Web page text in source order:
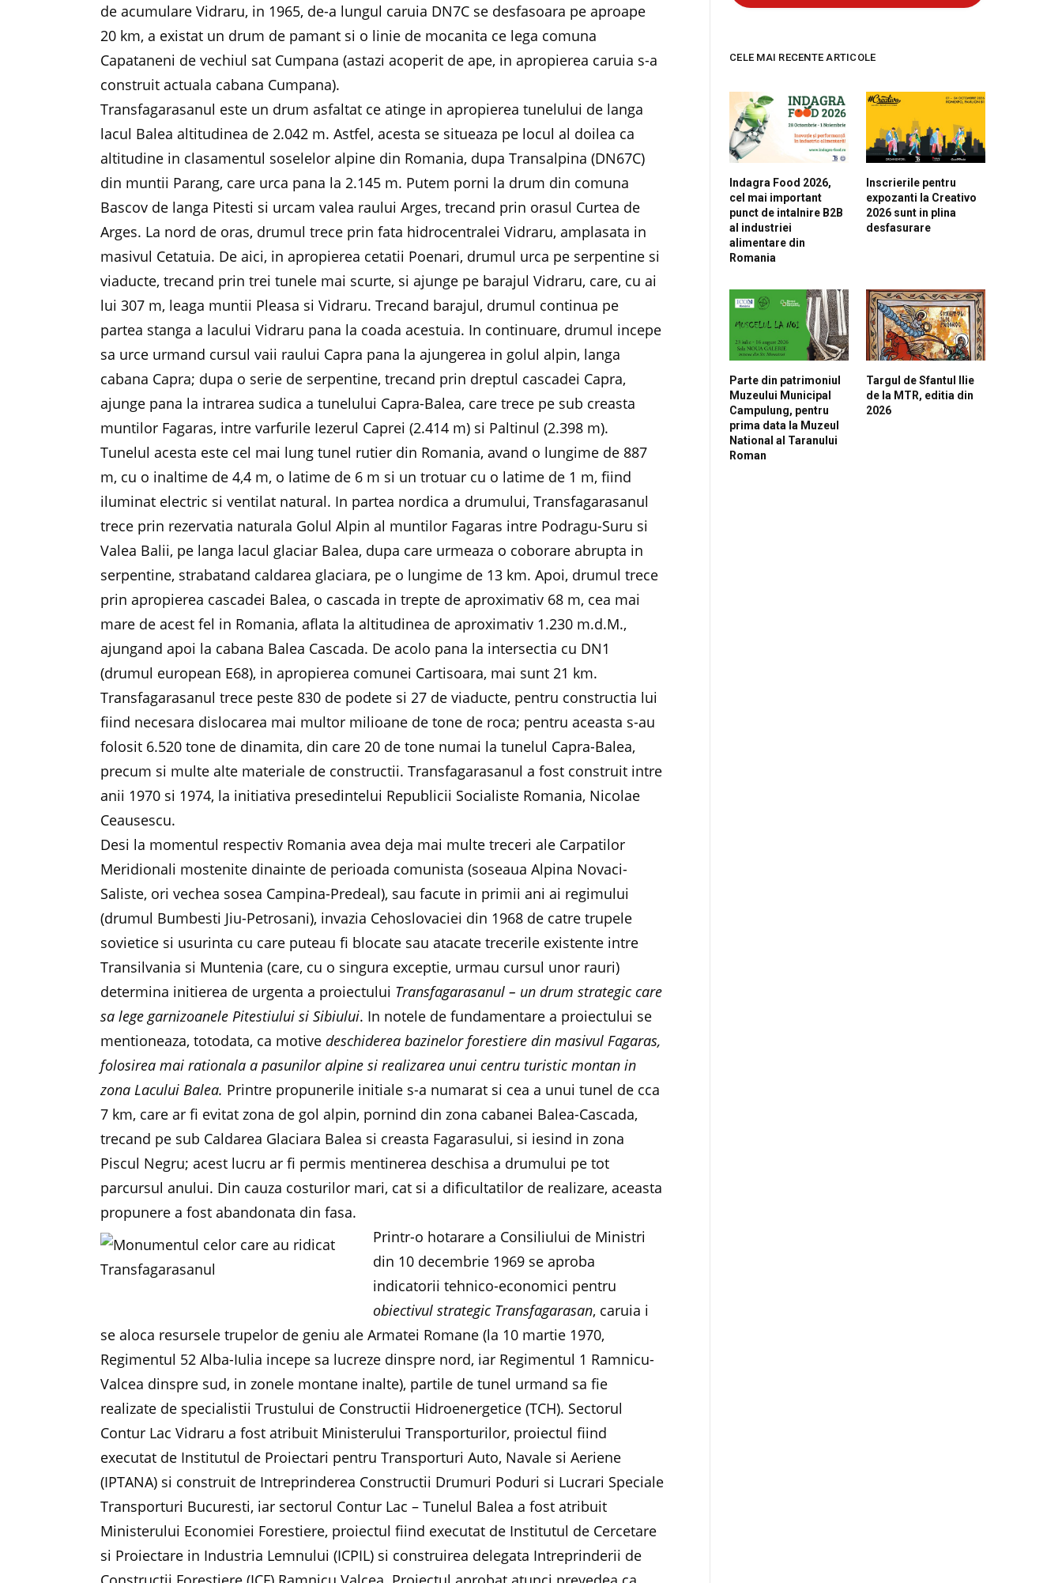
de acumulare Vidraru, in 1965, de-a lungul caruia DN7C se desfasoara pe aproape
20 km, a existat un drum de pamant si o linie de mocanita ce lega comuna
Capataneni de vechiul sat Cumpana (astazi acoperit de ape, in apropierea caruia s-a
construit actuala cabana Cumpana).
Transfagarasanul este un drum asfaltat ce atinge in apropierea tunelului de langa
lacul Balea altitudinea de 2.042 m. Astfel, acesta se situeaza pe locul al doilea ca
altitudine in clasamentul soselelor alpine din Romania, dupa Transalpina (DN67C)
din muntii Parang, care urca pana la 2.145 m. Putem porni la drum din comuna
Bascov de langa Pitesti si urcam valea raului Arges, trecand prin orasul Curtea de
Arges. La nord de oras, drumul trece prin fata hidrocentralei Vidraru, amplasata in
masivul Cetatuia. De aici, in apropierea cetatii Poenari, drumul urca pe serpentine si
viaducte, trecand prin trei tunele mai scurte, si ajunge pe barajul Vidraru, care, cu ai
lui 307 m, leaga muntii Pleasa si Vidraru. Trecand barajul, drumul continua pe
partea stanga a lacului Vidraru pana la coada acestuia. In continuare, drumul incepe
sa urce urmand cursul vaii raului Capra pana la ajungerea in golul alpin, langa
cabana Capra; dupa o serie de serpentine, trecand prin dreptul cascadei Capra,
ajunge pana la intrarea sudica a tunelului Capra-Balea, care trece pe sub creasta
muntilor Fagaras, intre varfurile Iezerul Caprei (2.414 m) si Paltinul (2.398 m).
Tunelul acesta este cel mai lung tunel rutier din Romania, avand o lungime de 887
m, cu o inaltime de 4,4 m, o latime de 6 m si un trotuar cu o latime de 1 m, fiind
iluminat electric si ventilat natural. In partea nordica a drumului, Transfagarasanul
trece prin rezervatia naturala Golul Alpin al muntilor Fagaras intre Podragu-Suru si
Valea Balii, pe langa lacul glaciar Balea, dupa care urmeaza o coborare abrupta in
serpentine, strabatand caldarea glaciara, pe o lungime de 13 km. Apoi, drumul trece
prin apropierea cascadei Balea, o cascada in trepte de aproximativ 68 m, cea mai
mare de acest fel in Romania, aflata la altitudinea de aproximativ 1.230 m.d.M.,
ajungand apoi la cabana Balea Cascada. De acolo pana la intersectia cu DN1
(drumul european E68), in apropierea comunei Cartisoara, mai sunt 21 km.
Transfagarasanul trece peste 830 de podete si 27 de viaducte, pentru constructia lui
fiind necesara dislocarea mai multor milioane de tone de roca; pentru aceasta s-au
folosit 6.520 tone de dinamita, din care 20 de tone numai la tunelul Capra-Balea,
precum si multe alte materiale de constructii. Transfagarasanul a fost construit intre
anii 1970 si 1974, la initiativa presedintelui Republicii Socialiste Romania, Nicolae
Ceausescu.
Desi la momentul respectiv Romania avea deja mai multe treceri ale Carpatilor
Meridionali mostenite dinainte de perioada comunista (soseaua Alpina Novaci-
Saliste, ori vechea sosea Campina-Predeal), sau facute in primii ani ai regimului
(drumul Bumbesti Jiu-Petrosani), invazia Cehoslovaciei din 1968 de catre trupele
sovietice si usurinta cu care puteau fi blocate sau atacate trecerile existente intre
Transilvania si Muntenia (care, cu o singura exceptie, urmau cursul unor rauri)
determina initierea de urgenta a proiectului Transfagarasanul – un drum strategic care
sa lege garnizoanele Pitestiului si Sibiului. In notele de fundamentare a proiectului se
mentioneaza, totodata, ca motivedeschiderea bazinelor forestiere din masivul Fagaras,
folosirea mai rationala a pasunilor alpine si realizarea unui centru turistic montan in
zona Lacului Balea. Printre propunerile initiale s-a numarat si cea a unui tunel de cca
7 km, care ar fi evitat zona de gol alpin, pornind din zona cabanei Balea-Cascada,
trecand pe sub Caldarea Glaciara Balea si creasta Fagarasului, si iesind in zona
Piscul Negru; acest lucru ar fi permis mentinerea deschisa a drumului pe tot
parcursul anului. Din cauza costurilor mari, cat si a dificultatilor de realizare, aceasta
propunere a fost abandonata din fasa.
Printr-o hotarare a Consiliului de Ministri
din 10 decembrie 1969 se aproba
indicatorii tehnico-economici pentru
obiectivul strategic Transfagarasan, caruia i
se aloca resursele trupelor de geniu ale Armatei Romane (la 10 martie 1970,
Regimentul 52 Alba-Iulia incepe sa lucreze dinspre nord, iar Regimentul 1 Ramnicu-
Valcea dinspre sud, in zonele montane inalte), partile de tunel urmand sa fie
realizate de specialistii Trustului de Constructii Hidroenergetice (TCH). Sectorul
Contur Lac Vidraru a fost atribuit Ministerului Transporturilor, proiectul fiind
executat de Institutul de Proiectari pentru Transporturi Auto, Navale si Aeriene
(IPTANA) si construit de Intreprinderea Constructii Drumuri Poduri si Lucrari Speciale
Transporturi Bucuresti, iar sectorul Contur Lac – Tunelul Balea a fost atribuit
Ministerului Economiei Forestiere, proiectul fiind executat de Institutul de Cercetare
si Proiectare in Industria Lemnului (ICPIL) si construirea delegata Intreprinderii de
CELE MAI RECENTE ARTICOLE
Indagra Food 2026,
cel mai important
punct de intalnire B2B
al industriei
alimentare din
Romania
Inscrierile pentru
expozanti la Creativo
2026 sunt in plina
desfasurare
Parte din patrimoniul
Muzeului Municipal
Campulung, pentru
prima data la Muzeul
National al Taranului
Roman
Targul de Sfantul Ilie
de la MTR, editia din
2026